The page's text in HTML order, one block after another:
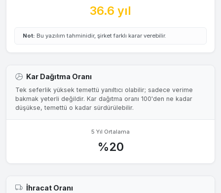
36.6 yıl
Not: Bu yazılım tahminidir, şirket farklı karar verebilir.
Kar Dağıtma Oranı
Tek seferlik yüksek temettü yanıltıcı olabilir; sadece verime
bakmak yeterli değildir. Kar dağıtma oranı 100'den ne kadar
düşükse, temettü o kadar sürdürülebilir.
5 Yıl Ortalama
%20
İhracat Oranı